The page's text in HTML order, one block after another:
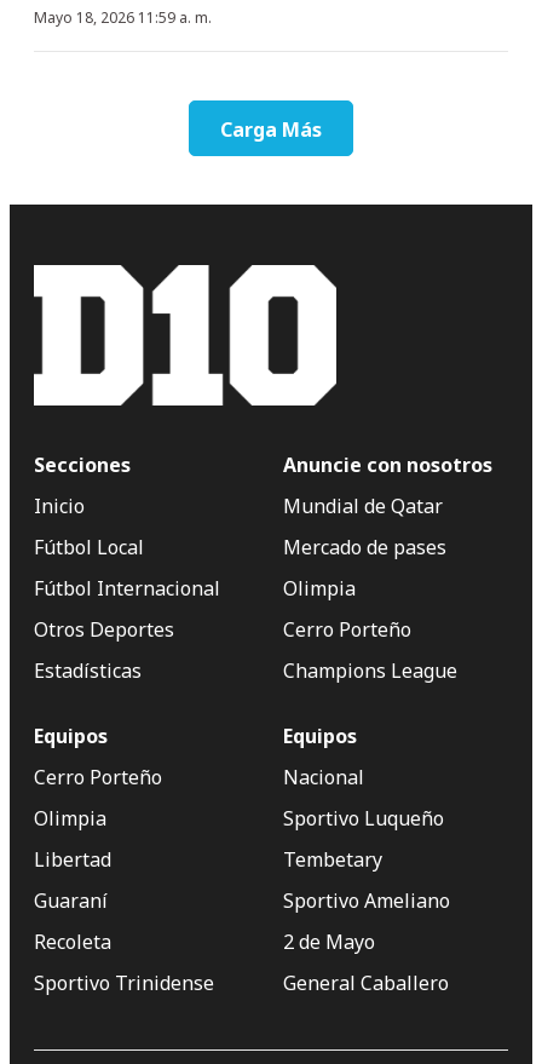
Mayo 18, 2026 11:59 a. m.
Carga Más
Secciones
Inicio
Fútbol Local
Fútbol Internacional
Otros Deportes
Estadísticas
Anuncie con nosotros
Mundial de Qatar
Mercado de pases
Olimpia
Cerro Porteño
Champions League
Equipos
Cerro Porteño
Olimpia
Libertad
Guaraní
Recoleta
Sportivo Trinidense
Equipos
Nacional
Sportivo Luqueño
Tembetary
Sportivo Ameliano
2 de Mayo
General Caballero